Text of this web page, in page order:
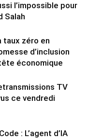
l’impossible pour
Salah
taux zéro en
d’inclusion
économique
TV
ce vendredi
: L’agent d’IA